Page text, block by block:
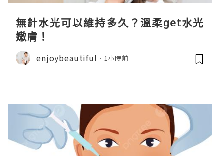
無針水光可以維持多久？溫柔get水光
嫩膚！
enjoybeautiful 1小時前